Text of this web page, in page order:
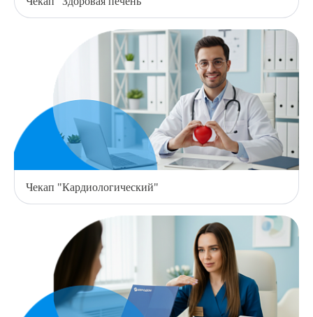
Чекап "Кардиологический"
ОТПРАВИТЬ
Выберите сопутствующую услугу
ПОДТВЕРДИТЬ